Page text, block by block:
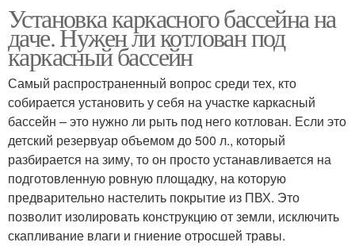
Установка каркасного бассейна на
даче. Нужен ли котлован под
каркасный бассейн
Самый распространенный вопрос среди тех, кто
собирается установить у себя на участке каркасный
бассейн – это нужно ли рыть под него котлован. Если это
детский резервуар объемом до 500 л., который
разбирается на зиму, то он просто устанавливается на
подготовленную ровную площадку, на которую
предварительно настелить покрытие из ПВХ. Это
позволит изолировать конструкцию от земли, исключить
скапливание влаги и гниение отросшей травы.